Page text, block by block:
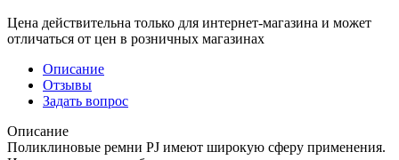
Цена действительна только для интернет-магазина и может
отличаться от цен в розничных магазинах
Описание
Отзывы
Задать вопрос
Описание
Поликлиновые ремни PJ имеют широкую сферу применения.